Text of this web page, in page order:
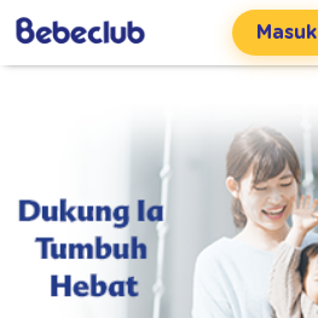
Masuk